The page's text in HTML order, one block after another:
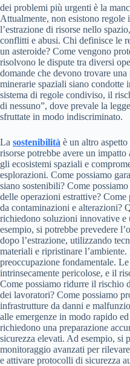
dei problemi più urgenti è la
Attualmente, non esistono
l’estrazione di risorse nello
conflitti e abusi. Chi definisce le
un asteroide? Come vengono
risolvono le dispute tra diversi
domande che devono trovare
minerarie spaziali siano condotte
sistema di regole condiviso, il
di nessuno”, dove prevale la
sfruttate in modo indiscriminato.
La sostenibilità è un altro
risorse potrebbe avere un
gli ecosistemi spaziali e
esplorazioni. Come possiamo
siano sostenibili? Come
delle operazioni estrattive?
da contaminazioni e alterazioni?
richiedono soluzioni innovative e
esempio, si potrebbe prevedere
dopo l’estrazione, utilizzando
materiali e ripristinare l’ambiente.
preoccupazione fondamentale.
intrinsecamente pericolose, e il
Come possiamo ridurre il rischio
dei lavoratori? Come possiamo
infrastrutture da danni e
alle emergenze in modo rapido
richiedono una preparazione
sicurezza elevati. Ad esempio, si
monitoraggio avanzati per
e attivare protocolli di sicurezza